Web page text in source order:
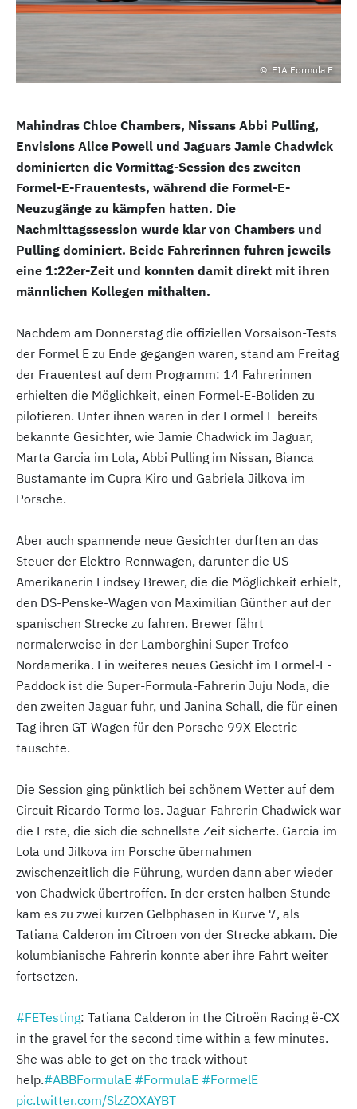
FIA Formula E
Mahindras Chloe Chambers, Nissans Abbi Pulling,
Envisions Alice Powell und Jaguars Jamie Chadwick
dominierten die Vormittag-Session des zweiten
Formel-E-Frauentests, während die Formel-E-
Neuzugänge zu kämpfen hatten. Die
Nachmittagssession wurde klar von Chambers und
Pulling dominiert. Beide Fahrerinnen fuhren jeweils
eine 1:22er-Zeit und konnten damit direkt mit ihren
männlichen Kollegen mithalten.
Nachdem am Donnerstag die offiziellen Vorsaison-Tests
der Formel E zu Ende gegangen waren, stand am Freitag
der Frauentest auf dem Programm: 14 Fahrerinnen
erhielten die Möglichkeit, einen Formel-E-Boliden zu
pilotieren. Unter ihnen waren in der Formel E bereits
bekannte Gesichter, wie Jamie Chadwick im Jaguar,
Marta Garcia im Lola, Abbi Pulling im Nissan, Bianca
Bustamante im Cupra Kiro und Gabriela Jilkova im
Porsche.
Aber auch spannende neue Gesichter durften an das
Steuer der Elektro-Rennwagen, darunter die US-
Amerikanerin Lindsey Brewer, die die Möglichkeit erhielt,
den DS-Penske-Wagen von Maximilian Günther auf der
spanischen Strecke zu fahren. Brewer fährt
normalerweise in der Lamborghini Super Trofeo
Nordamerika. Ein weiteres neues Gesicht im Formel-E-
Paddock ist die Super-Formula-Fahrerin Juju Noda, die
den zweiten Jaguar fuhr, und Janina Schall, die für einen
Tag ihren GT-Wagen für den Porsche 99X Electric
tauschte.
Die Session ging pünktlich bei schönem Wetter auf dem
Circuit Ricardo Tormo los. Jaguar-Fahrerin Chadwick war
die Erste, die sich die schnellste Zeit sicherte. Garcia im
Lola und Jilkova im Porsche übernahmen
zwischenzeitlich die Führung, wurden dann aber wieder
von Chadwick übertroffen. In der ersten halben Stunde
kam es zu zwei kurzen Gelbphasen in Kurve 7, als
Tatiana Calderon im Citroen von der Strecke abkam. Die
kolumbianische Fahrerin konnte aber ihre Fahrt weiter
fortsetzen.
#FETesting: Tatiana Calderon in the Citroën Racing ë-CX
in the gravel for the second time within a few minutes.
She was able to get on the track without
help.#ABBFormulaE #FormulaE #FormelE
pic.twitter.com/SlzZOXAYBT